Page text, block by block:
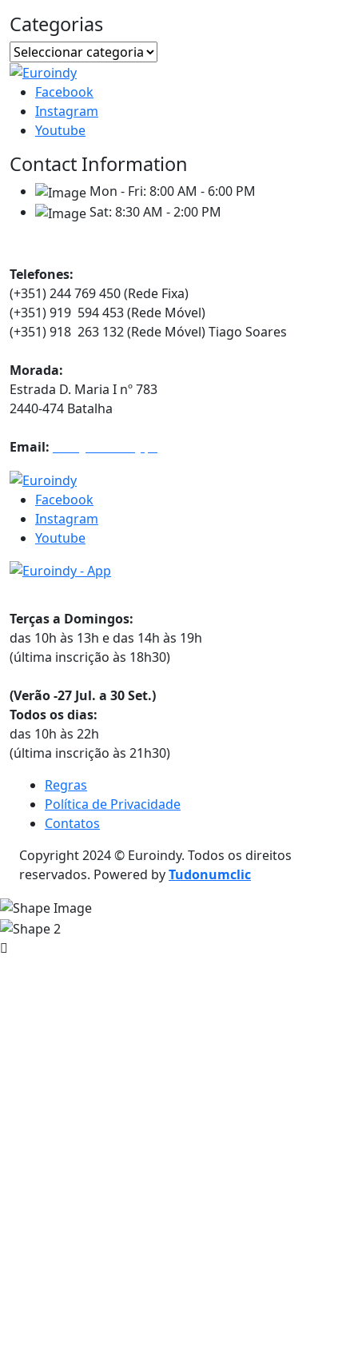
Categorias
Facebook
Instagram
Youtube
Contact Information
Mon - Fri: 8:00 AM - 6:00 PM
Sat: 8:30 AM - 2:00 PM
Telefones:
(+351) 244 769 450 (Rede Fixa)
(+351) 919 594 453 (Rede Móvel)
(+351) 918 263 132 (Rede Móvel) Tiago Soares
Morada:
Estrada D. Maria I nº 783
2440-474 Batalha
Email:
Facebook
Instagram
Youtube
Terças a Domingos:
das 10h às 13h e das 14h às 19h
(última inscrição às 18h30)
(Verão -27 Jul. a 30 Set.)
Todos os dias:
das 10h às 22h
(última inscrição às 21h30)
Regras
Política de Privacidade
Contatos
Copyright 2024 © Euroindy. Todos os direitos
reservados. Powered byTudonumclic